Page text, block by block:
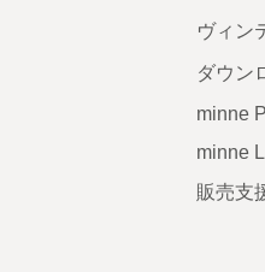
ヴィン
ダウン
minne
minne
販売支